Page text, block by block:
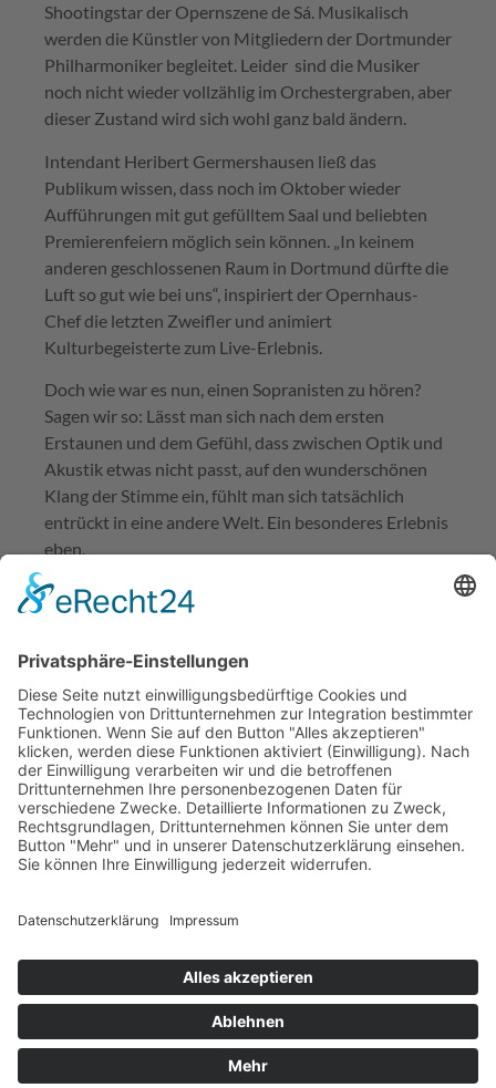
Shootingstar der Opernszene de Sá. Musikalisch
werden die Künstler von Mitgliedern der Dortmunder
Philharmoniker begleitet. Leider sind die Musiker
noch nicht wieder vollzählig im Orchestergraben, aber
dieser Zustand wird sich wohl ganz bald ändern.
Intendant Heribert Germershausen ließ das
Publikum wissen, dass noch im Oktober wieder
Aufführungen mit gut gefülltem Saal und beliebten
Premierenfeiern möglich sein können. „In keinem
anderen geschlossenen Raum in Dortmund dürfte die
Luft so gut wie bei uns“, inspiriert der Opernhaus-
Chef die letzten Zweifler und animiert
Kulturbegeisterte zum Live-Erlebnis.
Doch wie war es nun, einen Sopranisten zu hören?
Sagen wir so: Lässt man sich nach dem ersten
Erstaunen und dem Gefühl, dass zwischen Optik und
Akustik etwas nicht passt, auf den wunderschönen
Klang der Stimme ein, fühlt man sich tatsächlich
entrückt in eine andere Welt. Ein besonderes Erlebnis
eben.
Besonders berührend war allerdings David DQ Lee,
der als Countertenor die Rolle des selbstkritischen
Mit Sooyeon Lee (Sopran), Hyona Kim (Mezzosopran)
und Denis Velev (Bass) war für jeden Geschmack eine
meisterliche Stimme dabei.
Einzig voll besetzte Ränge fehlten dem Stück. So
hätten die stehenden Ovationen und Bravo-Rufen die
Künstler noch mehr belohnt.
Aber: Nach der Premiere ist vor den noch folgenden
Datenschutzerklärung